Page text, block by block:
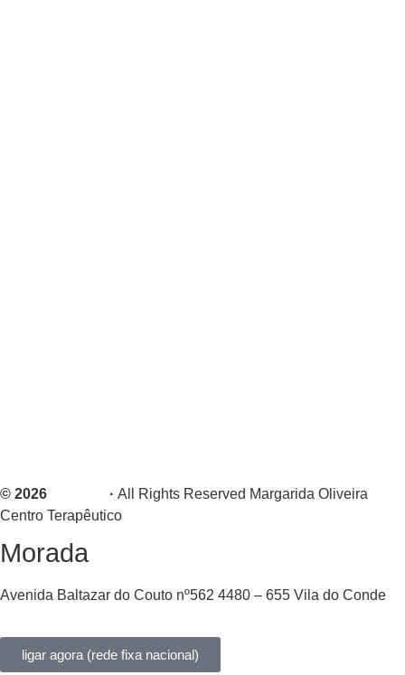
© 2026 · All Rights Reserved Margarida Oliveira
Centro Terapêutico
Morada
Avenida Baltazar do Couto nº562 4480 – 655 Vila do Conde
ligar agora (rede fixa nacional)